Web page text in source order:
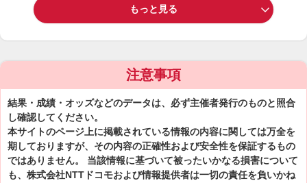
もっと見る
注意事項
結果・成績・オッズなどのデータは、必ず主催者発行のものと照合
し確認してください。
本サイトのページ上に掲載されている情報の内容に関しては万全を
期しておりますが、その内容の正確性および安全性を保証するもの
ではありません。 当該情報に基づいて被ったいかなる損害について
も、株式会社NTTドコモおよび情報提供者は一切の責任を負いかね